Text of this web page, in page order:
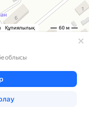
Құпиялылық 60 м
облысы